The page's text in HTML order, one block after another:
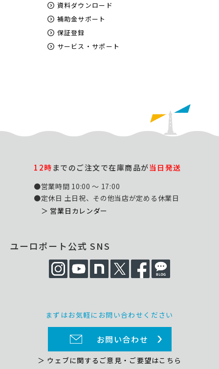
資料ダウンロード
補助金サポート
保証登録
サービス・サポート
12時までのご注文で在庫商品が当日発送
●営業時間 10:00 ～ 17:00
●定休日 土日祝、その他当店が定める休業日
＞ 営業日カレンダー
ユーロポート公式 SNS
まずはお気軽にお問い合わせください
お問い合わせ
＞ ウェブに関するご意見・ご要望はこちら